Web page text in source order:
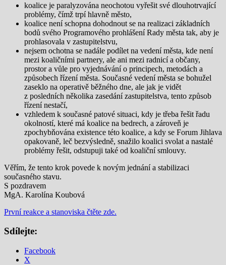
koalice je paralyzována neochotou vyřešit své dlouhotrvající
problémy, čímž trpí hlavně město,
koalice není schopna dohodnout se na realizaci základních
bodů svého Programového prohlášení Rady města tak, aby je
prohlasovala v zastupitelstvu,
nejsem ochotna se nadále podílet na vedení města, kde není
mezi koaličními partnery, ale ani mezi radnicí a občany,
prostor a vůle pro vyjednávání o principech, metodách a
způsobech řízení města. Současné vedení města se bohužel
zaseklo na operativě běžného dne, ale jak je vidět
z posledních několika zasedání zastupitelstva, tento způsob
řízení nestačí,
vzhledem k současné patové situaci, kdy je třeba řešit řadu
okolností, které má koalice na bedrech, a zároveň je
zpochybňována existence této koalice, a kdy se Forum Jihlava
opakovaně, leč bezvýsledně, snažilo koalici svolat a nastalé
problémy řešit, odstupuji také od koaliční smlouvy.
Věřím, že tento krok povede k novým jednání a stabilizaci
současného stavu.
S pozdravem
MgA. Karolína Koubová
První reakce a stanoviska čtěte zde.
Sdílejte:
Facebook
X